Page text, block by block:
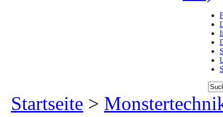
Startseite >